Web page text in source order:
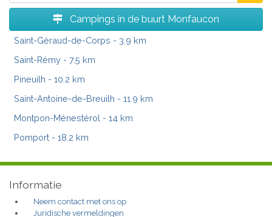
Campings in de buurt Monfaucon
Saint-Géraud-de-Corps - 3.9 km
Saint-Rémy - 7.5 km
Pineuilh - 10.2 km
Saint-Antoine-de-Breuilh - 11.9 km
Montpon-Ménestérol - 14 km
Pomport - 18.2 km
Informatie
Neem contact met ons op
Juridische vermeldingen